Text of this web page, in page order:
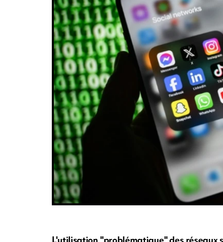
L'utilisation "problématique" des réseaux